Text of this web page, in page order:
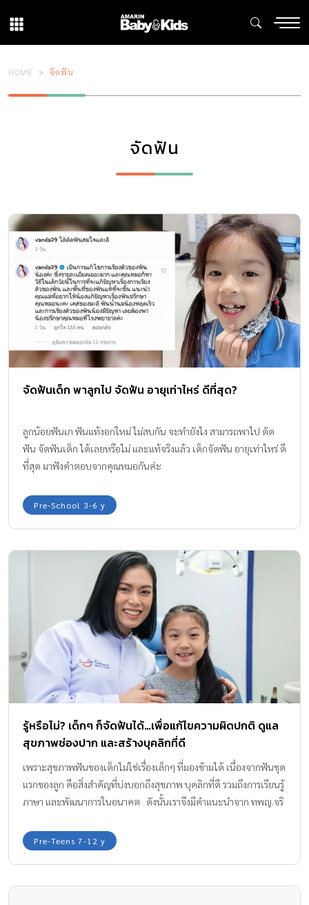
HOME จัดฟัน
จัดฟัน
จัดฟันเด็ก พาลูกไป จัดฟัน อายุเท่าไหร่ ดีที่สุด?
ลูกน้อยฟันเก ฟันแท้งอกใหม่ ไม่สบกัน จะทำยังไง สามารถพาไป ดัด
ฟัน จัดฟันเด็ก ได้เลยหรือไม่ และแท้จริงแล้ว เด็กจัดฟัน อายุเท่าไหร่ ดี
ที่สุด มาฟังคำตอบจากคุณหมอกันค่ะ
Pre-School 3-6 y
รู้หรือไม่? เด็กๆ ก็จัดฟันได้…เพื่อแก้ไขความผิดปกติ ดูแล
สุขภาพช่องปาก และสร้างบุคลิกที่ดี
เพราะสุขภาพฟันของเด็กไม่ใช่เรื่องเล็กๆ ที่มองข้ามได้ เนื่องจากฟันชุด
แรกของลูก คือสิ่งสำคัญที่บ่งบอกถึงสุขภาพ บุคลิกที่ดี รวมถึงการเรียนรู้
ภาษา และพัฒนาการในอนาคต ดังนั้นเราจึงมีคำแนะนำจาก ทพญ.จริ
เด็กและการจัดฟันในเด็ก จาก Smile Gallery คลินิกทันตกรรมเด็กชื่อ
ดัง มาให้ความรู้คุณพ่อคุณแม่เรื่องการใส่ใจดูแลสุขภาพฟันให้ลูกตั้งแต่
ปัญหาต่างๆ ที่อาจเกิดขึ้นกับลูกรักได้ในอนาคต
Pre-Teens 7-12 y